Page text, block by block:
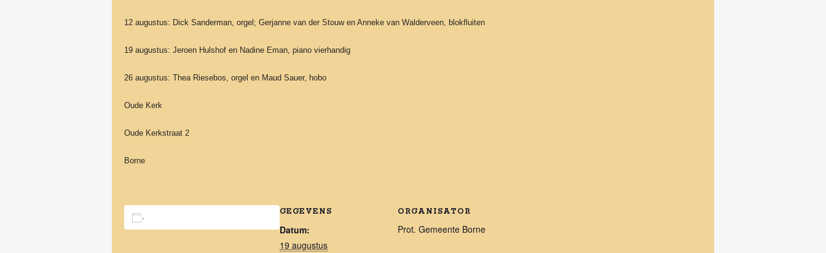
12 augustus: Dick Sanderman, orgel; Gerjanne van der Stouw en Anneke van Walderveen, blokfluiten
19 augustus: Jeroen Hulshof en Nadine Eman, piano vierhandig
26 augustus: Thea Riesebos, orgel en Maud Sauer, hobo
Oude Kerk
Oude Kerkstraat 2
Borne
GEGEVENS
Datum:
19 augustus
ORGANISATOR
Prot. Gemeente Borne